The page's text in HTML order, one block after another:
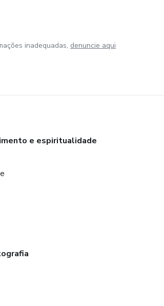
inadequadas, denuncie aqui
e espiritualidade